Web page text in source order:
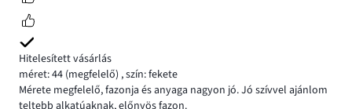
Hitelesített vásárlás
méret: 44 (megfelelő) ,szín: fekete
Mérete megfelelő, fazonja és anyaga nagyon jó. Jó szívvel ajánlom